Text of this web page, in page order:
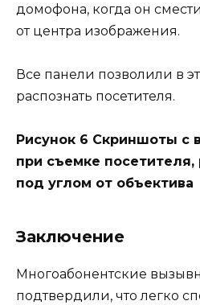
домофона, когда он
от центра изображения.
Все панели позволили в
распознать посетителя.
Рисунок 6 Скриншоты с
при съемке
под углом от объектива
Заключение
Многоабонентские
подтвердили, что легко